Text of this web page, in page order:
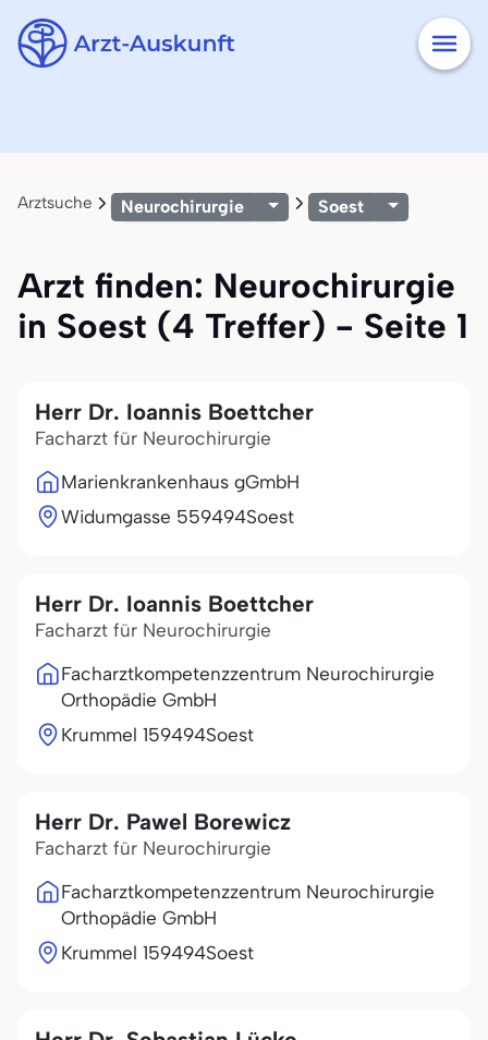
Arztsuche Neurochirurgie Soest
Arzt finden: Neurochirurgie
in Soest (4 Treffer) - Seite 1
Herr Dr. Ioannis Boettcher
Facharzt für Neurochirurgie
Marienkrankenhaus gGmbH
Widumgasse 559494Soest
Herr Dr. Ioannis Boettcher
Facharzt für Neurochirurgie
Facharztkompetenzzentrum Neurochirurgie
Orthopädie GmbH
Krummel 159494Soest
Herr Dr. Pawel Borewicz
Facharzt für Neurochirurgie
Facharztkompetenzzentrum Neurochirurgie
Orthopädie GmbH
Krummel 159494Soest